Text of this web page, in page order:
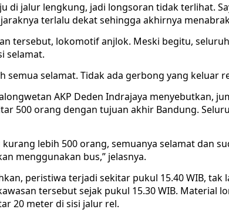
di jalur lengkung, jadi longsoran tidak terlihat.
terlalu dekat sehingga akhirnya
tersebut, lokomotif anjlok. Meski begitu,
selamat.
semua selamat. Tidak ada gerbong yang keluar
AKP Deden Indrajaya menyebutkan,
500 orang dengan tujuan akhir Bandung.
kurang lebih 500 orang, semuanya selamat dan
menggunakan bus,” jelasnya.
peristiwa terjadi sekitar pukul 15.40 WIB, tak
tersebut sejak pukul 15.30 WIB. Material
20 meter di sisi jalur rel.